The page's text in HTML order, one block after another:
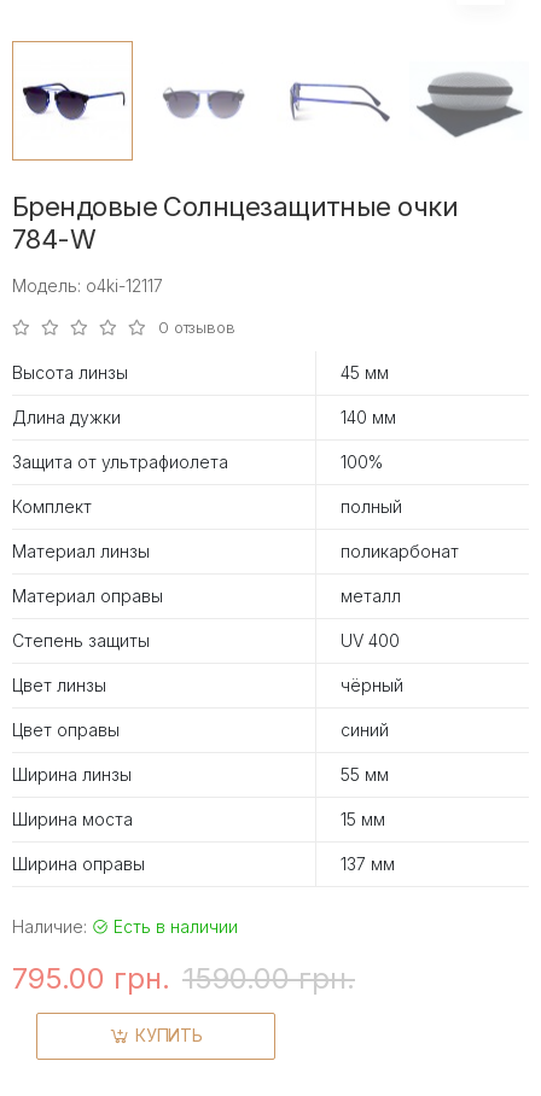
Брендовые Солнцезащитные очки
784-W
Модель: o4ki-12117
0 отзывов
Высота линзы 45 мм
Длина дужки 140 мм
Защита от ультрафиолета 100%
Комплект полный
Материал линзы поликарбонат
Материал оправы металл
Степень защиты UV 400
Цвет линзы чёрный
Цвет оправы синий
Ширина линзы 55 мм
Ширина моста 15 мм
Ширина оправы 137 мм
Наличие: Есть в наличии
795.00 грн. 1590.00 грн.
КУПИТЬ